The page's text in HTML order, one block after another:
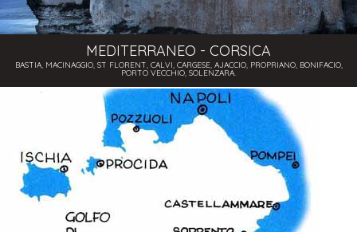
MEDITERRANEO - CORSICA
BASTIA, MACINAGGIO, ST FLORENT, CALVI, CARGESE, AJACCIO, PROPRIANO, BONIFACIO,
PORTO VECCHIO, SOLENZARA.